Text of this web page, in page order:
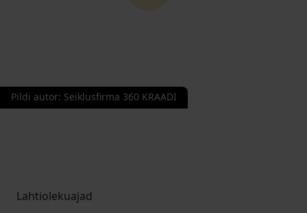
Pildi autor: Seiklusfirma 360 KRAADI
Lahtiolekuajad